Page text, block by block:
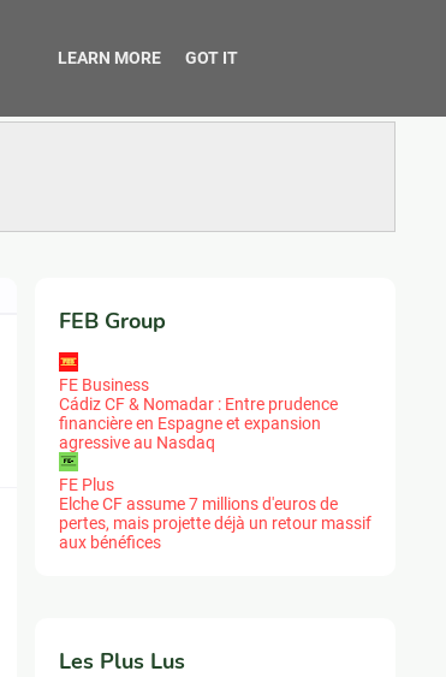
FEB Group
FE Business
Cádiz CF & Nomadar : Entre prudence
financière en Espagne et expansion
agressive au Nasdaq
FE Plus
Elche CF assume 7 millions d'euros de
pertes, mais projette déjà un retour massif
aux bénéfices
Les Plus Lus
LEARN MORE GOT IT